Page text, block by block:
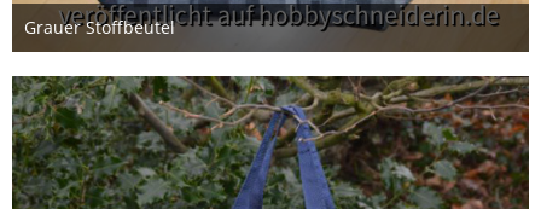
Grauer Stoffbeutel
22. Januar 2023